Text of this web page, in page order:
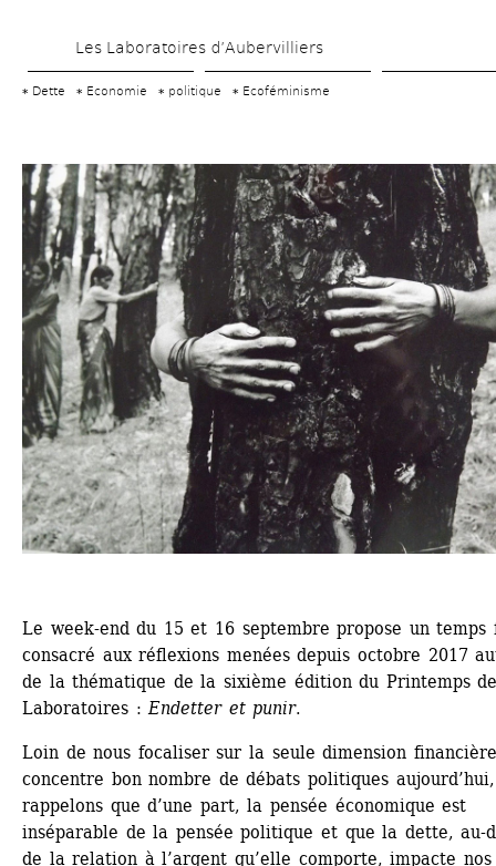
au
contenu
Les Laboratoires d’Aubervilliers
Dette Economie politique Ecoféminisme
Le week-end du 15 et 16 septembre propose un temps
consacré aux réflexions menées depuis octobre 2017
de la thématique de la sixième édition du Printemps
Laboratoires : Endetter et punir.
Loin de nous focaliser sur la seule dimension
concentre bon nombre de débats politiques
rappelons que d’une part, la pensée économique est
inséparable de la pensée politique et que la dette, au-
de la relation à l’argent qu’elle comporte, impacte nos